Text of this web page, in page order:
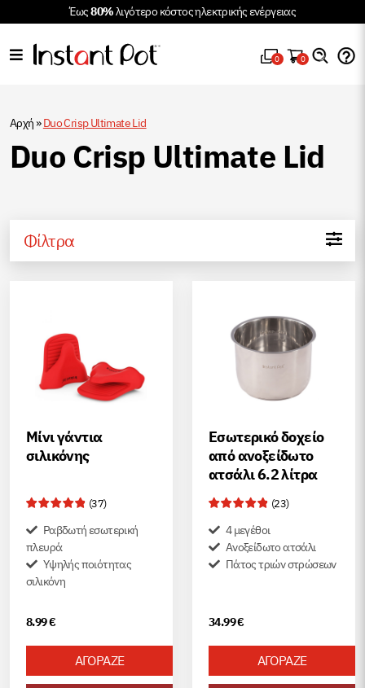
Έως80%λιγότερο κόστος ηλεκτρικής ενέργειας
0 0
Αρχή»Duo Crisp Ultimate Lid
Duo Crisp Ultimate Lid
Φίλτρα
Μίνι γάντια
σιλικόνης
(37)
Ραβδωτή εσωτερική
πλευρά
Υψηλής ποιότητας
σιλικόνη
8.99€
ΑΓΟΡΑΖΕ
Εσωτερικό δοχείο
από ανοξείδωτο
ατσάλι 6.2 λίτρα
(23)
4 μεγέθοι
Ανοξείδωτο ατσάλι
Пάτος τριών στρώσεων
34.99€
ΑΓΟΡΑΖΕ